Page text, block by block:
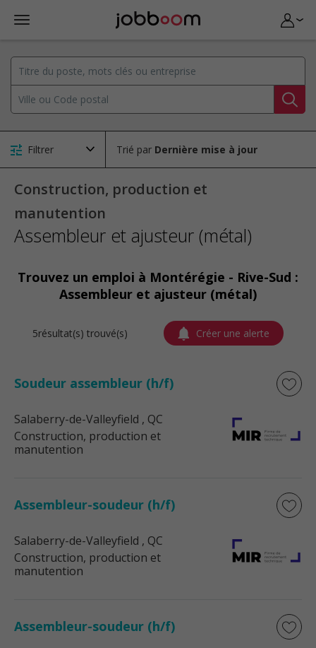
Filtrer Trié par
Construction, production et
manutention
Assembleur et ajusteur (métal)
Trouvez un emploi à Montérégie - Rive-Sud :
Assembleur et ajusteur (métal)
5résultat(s) trouvé(s) Créer une alerte
Soudeur assembleur (h/f)
Salaberry-de-Valleyfield , QC
Construction, production et
manutention
Assembleur-soudeur (h/f)
Salaberry-de-Valleyfield , QC
Construction, production et
manutention
Assembleur-soudeur (h/f)